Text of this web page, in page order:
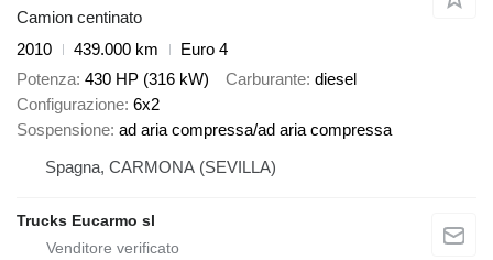
Camion centinato
2010
439.000 km
Euro 4
Potenza 430 HP (316 kW) Carburante diesel
Configurazione 6x2
Sospensione ad aria compressa/ad aria compressa
Spagna, CARMONA (SEVILLA)
Trucks Eucarmo sl